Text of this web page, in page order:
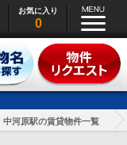
お気に入り
0
中河原駅の賃貸物件一覧